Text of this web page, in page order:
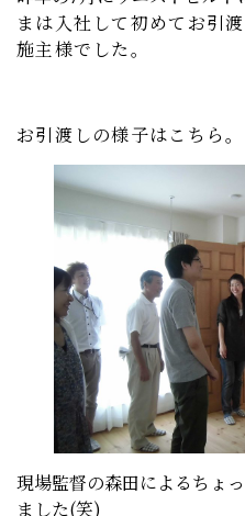
まは入社して初めてお引
施主様でした。
お引渡しの様子はこちら。
現場監督の森田によるちょ
ました(笑)